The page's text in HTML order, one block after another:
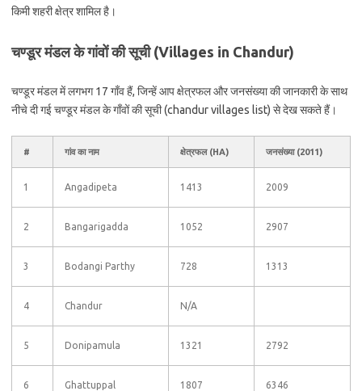
किमी शहरी क्षेत्र शामिल है।
चण्डूर मंडल के गांवों की सूची (Villages in Chandur)
चण्डूर मंडल में लगभग 17 गाँव हैं, जिन्हें आप क्षेत्रफल और जनसंख्या की जानकारी के साथ
नीचे दी गई चण्डूर मंडल के गाँवों की सूची (chandur villages list) से देख सकते हैं।
# गांव का नाम क्षेत्रफल (HA) जनसंख्या (2011)
1 Angadipeta 1413 2009
2 Bangarigadda 1052 2907
3 Bodangi Parthy 728 1313
4 Chandur N/A
5 Donipamula 1321 2792
6 Ghattuppal 1807 6346